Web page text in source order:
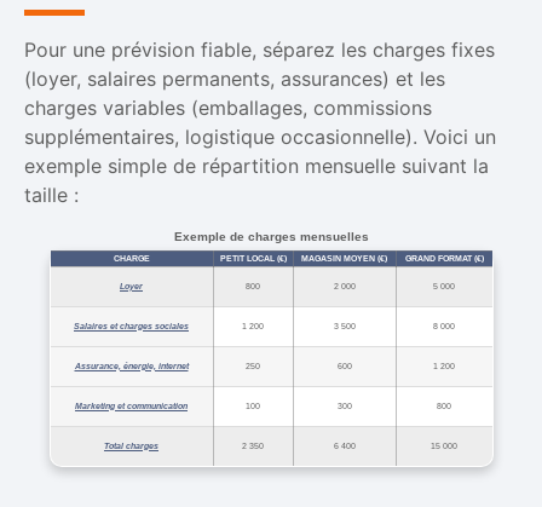
Pour une prévision fiable, séparez les charges fixes
(loyer, salaires permanents, assurances) et les
charges variables (emballages, commissions
supplémentaires, logistique occasionnelle). Voici un
exemple simple de répartition mensuelle suivant la
taille :
Exemple de charges mensuelles
CHARGE PETIT LOCAL (€) MAGASIN MOYEN (€) GRAND FORMAT (€)
Loyer 800 2 000 5 000
Salaires et charges sociales 1 200 3 500 8 000
Assurance, énergie, internet 250 600 1 200
Marketing et communication 100 300 800
Total charges 2 350 6 400 15 000